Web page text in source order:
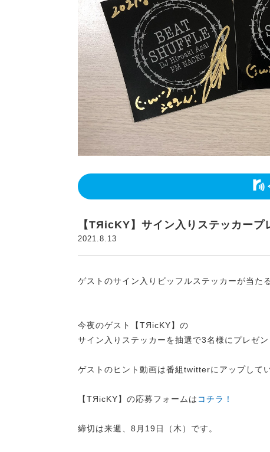
【TЯicKY】サイン入りステッカープ
2021.8.13
ゲストのサイン入りビッフルステッカーが当た
今夜のゲスト【TЯicKY】の
サイン入りステッカーを抽選で3名様にプレゼン
ゲストのヒント動画は番組twitterにアップしてい
【TЯicKY】の応募フォームは コチラ！
締切は来週、8月19日（木）です。